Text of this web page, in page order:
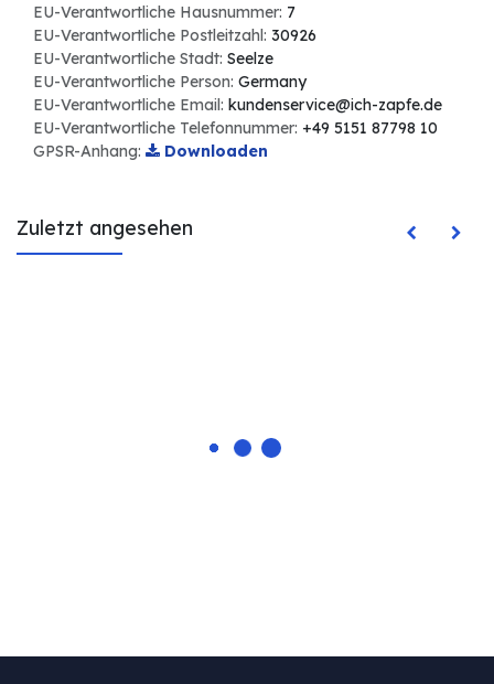
EU-Verantwortliche Hausnummer: 7
EU-Verantwortliche Postleitzahl: 30926
EU-Verantwortliche Stadt: Seelze
EU-Verantwortliche Person: Germany
EU-Verantwortliche Email: kundenservice@ich-zapfe.de
EU-Verantwortliche Telefonnummer: +49 5151 87798 10
GPSR-Anhang:
Downloaden
Zuletzt angesehen